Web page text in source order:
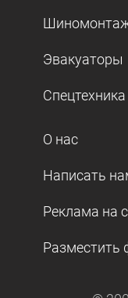
Эвакуаторы
Спецтехника
О нас
Написать
Реклама на
Разместить